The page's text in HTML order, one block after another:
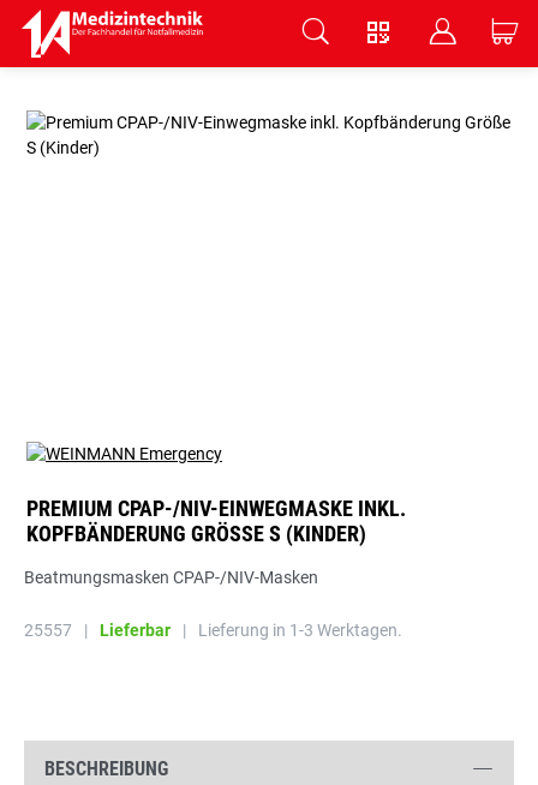
V B C
PREMIUM CPAP-/NIV-EINWEGMASKE INKL.
KOPFBÄNDERUNG GRÖSSE S (KINDER)
Beatmungsmasken CPAP-/NIV-Masken
25557 | Lieferbar | Lieferung in 1-3 Werktagen.
BESCHREIBUNG